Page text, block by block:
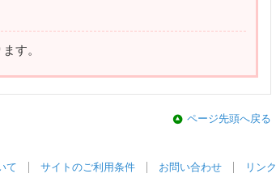
す。
ページ先頭へ戻る
て サイトのご利用条件 お問い合わせ リンク